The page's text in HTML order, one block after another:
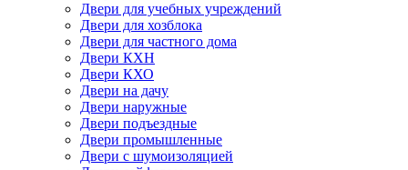
Двери для учебных учреждений
Двери для хозблока
Двери для частного дома
Двери КХН
Двери КХО
Двери на дачу
Двери наружные
Двери подъездные
Двери промышленные
Двери с шумоизоляцией